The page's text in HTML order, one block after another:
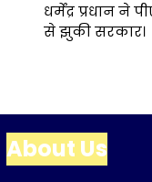
धर्मेंद्र प्रधान ने
से झुकी सरकार।
About Us